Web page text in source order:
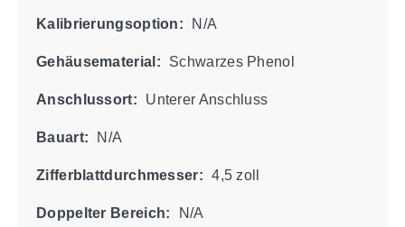
Kalibrierungsoption: N/A
Gehäusematerial: Schwarzes Phenol
Anschlussort: Unterer Anschluss
Bauart: N/A
Zifferblattdurchmesser: 4,5 zoll
Doppelter Bereich: N/A